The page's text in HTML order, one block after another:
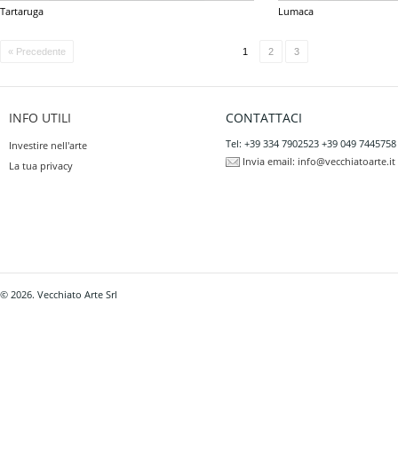
Tartaruga Lumaca
« Precedente 1 2 3
INFO UTILI
Investire nell'arte
La tua privacy
CONTATTACI
Tel: +39 334 7902523 +39 049 7445758
Invia email: info@vecchiatoarte.it
© 2026. Vecchiato Arte Srl